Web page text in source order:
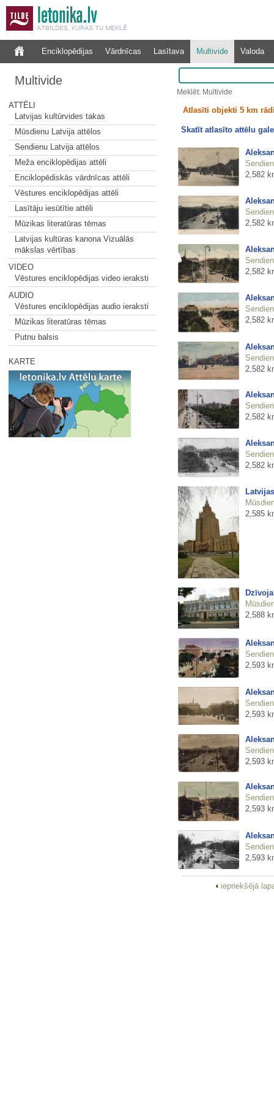
Enciklopēdijas Vārdnīcas Lasītava Multivide Valoda
Multivide
ATTĒLI
Latvijas kultūrvides takas
Mūsdienu Latvija attēlos
Sendienu Latvija attēlos
Meža enciklopēdijas attēli
Enciklopēdiskās vārdnīcas attēli
Vēstures enciklopēdijas attēli
Lasītāju iesūtītie attēli
Mūzikas literatūras tēmas
Latvijas kultūras kanona Vizuālās
mākslas vērtības
VIDEO
Vēstures enciklopēdijas video ieraksti
AUDIO
Vēstures enciklopēdijas audio ieraksti
Mūzikas literatūras tēmas
Putnu balsis
KARTE
Meklēt: Multivide
Atlasīti objekti 5 km
Skatīt atlasīto attēlu
2,582
2,582
2,582
2,582
2,582
2,582
2,582
2,585
2,588
2,593
2,593
2,593
2,593
2,593
iepriekšējā